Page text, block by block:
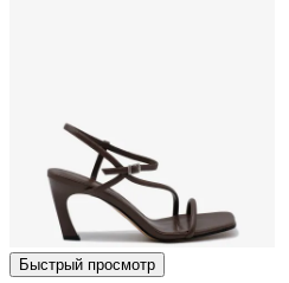
Быстрый просмотр